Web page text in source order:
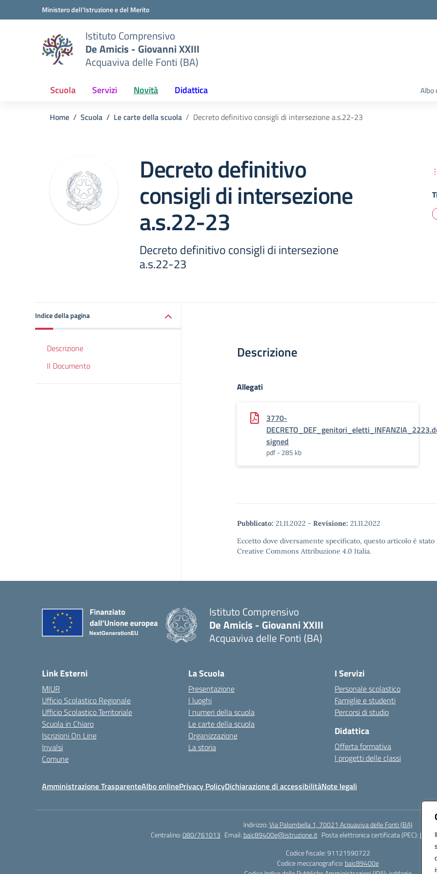
Vai ai contenuti
Vai al menu di navigazioneMinistero dell'Istruzione e del Merito
Istituto Comprensivo
De Amicis - Giovanni XXIII
Acquaviva delle Fonti (BA)
Scuola Servizi Novità Didattica Albo
Home Scuola Le carte della scuola Decreto definitivo consigli di intersezione a.s.22-23
Decreto definitivo
consigli di intersezione
a.s.22-23
Decreto definitivo consigli di intersezione
a.s.22-23
Indice della pagina
Descrizione
Il Documento
Descrizione
Allegati
3770-
signed
pdf - 285 kb
Pubblicato: 21.11.2022 - Revisione: 21.11.2022
Eccetto dove diversamente specificato, questo articolo è
Creative Commons Attribuzione 4.0 Italia.
Istituto Comprensivo
De Amicis - Giovanni XXIII
Acquaviva delle Fonti (BA)
Link Esterni
MIUR
Ufficio Scolastico Regionale
Ufficio Scolastico Territoriale
Scuola in Chiaro
Iscrizioni On Line
Invalsi
Comune
La Scuola
Presentazione
I luoghi
I numeri della scuola
Le carte della scuola
Organizzazione
La storia
I Servizi
Personale scolastico
Famiglie e studenti
Percorsi di studio
Didattica
Offerta formativa
I progetti delle classi
Amministrazione TrasparenteAlbo onlinePrivacy PolicyDichiarazione di accessibilitàNote legali
Indirizzo:Via Palombella 1, 70021 Acquaviva delle Fonti (BA)
Centralino:080/761013 Email: baic89400e@istruzione.it Posta elettronica certificata (PEC):
Codice fiscale: 91121590722
Codice meccanografico: baic89400e